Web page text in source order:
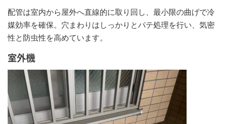
配管は室内から屋外へ直線的に取り回し、最小限の曲げで冷
媒効率を確保。穴まわりはしっかりとパテ処理を行い、気密
性と防虫性を高めています。
室外機